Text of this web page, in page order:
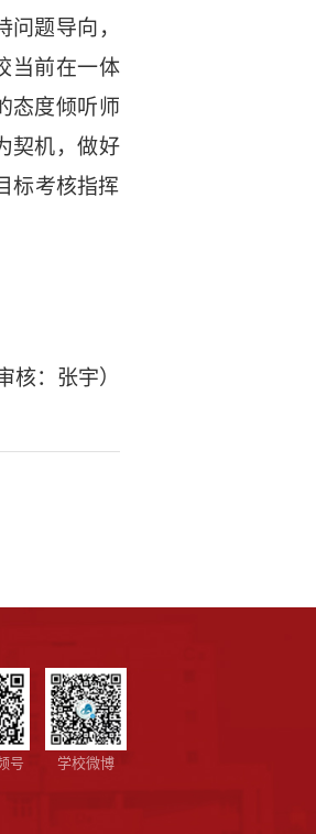
问题导向，
当前在一体
态度倾听师
契机，做好
标考核指挥
核：张宇）
号 学校微博